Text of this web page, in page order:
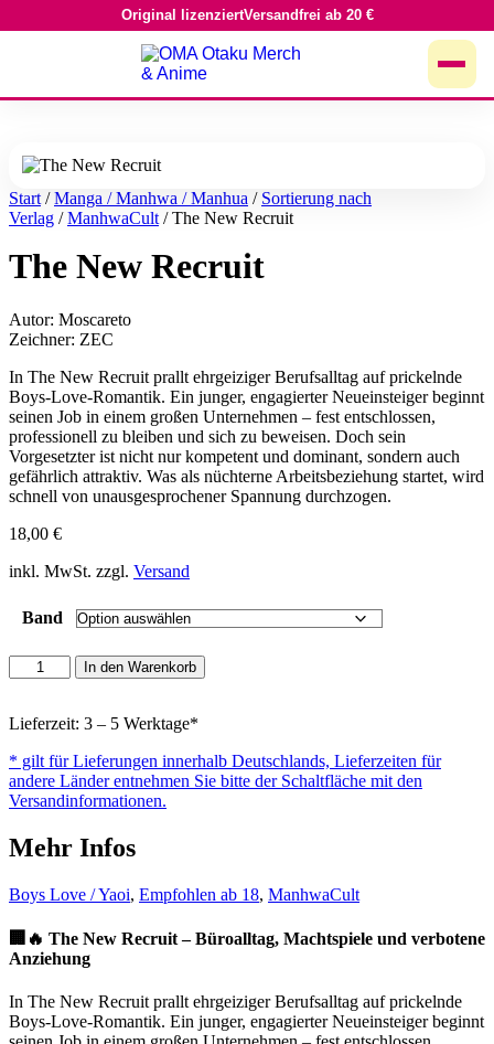
Inhalt
Original lizenziertVersandfrei ab 20 €
Start /Manga / Manhwa / Manhua / Sortierung nach
Verlag /ManhwaCult / The New Recruit
The New Recruit
Autor: Moscareto
Zeichner: ZEC
In The New Recruit prallt ehrgeiziger Berufsalltag auf prickelnde
Boys-Love-Romantik. Ein junger, engagierter Neueinsteiger beginnt
seinen Job in einem großen Unternehmen – fest entschlossen,
professionell zu bleiben und sich zu beweisen. Doch sein
Vorgesetzter ist nicht nur kompetent und dominant, sondern auch
gefährlich attraktiv. Was als nüchterne Arbeitsbeziehung startet, wird
schnell von unausgesprochener Spannung durchzogen.
18,00 €
inkl. MwSt. zzgl. Versand
Band
New
Menge
In den Warenkorb
Lieferzeit: 3 – 5 Werktage*
* gilt für Lieferungen innerhalb Deutschlands, Lieferzeiten für
andere Länder entnehmen Sie bitte der Schaltfläche mit den
Versandinformationen.
Mehr Infos
Boys Love / Yaoi, Empfohlen ab 18, ManhwaCult
🏢🔥 The New Recruit – Büroalltag, Machtspiele und verbotene
Anziehung
In The New Recruit prallt ehrgeiziger Berufsalltag auf prickelnde
Boys-Love-Romantik. Ein junger, engagierter Neueinsteiger beginnt